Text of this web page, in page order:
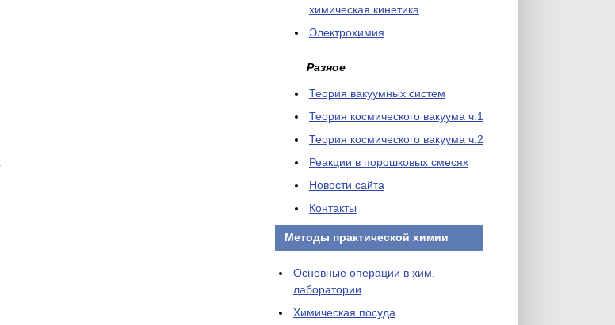
химическая кинетика
Электрохимия
Разное
Теория вакуумных систем
Теория космического вакуума ч.1
Теория космического вакуума ч.2
Реакции в порошковых смесях
Новости сайта
Контакты
Методы практической химии
Основные операции в хим.
лаборатории
Химическая посуда